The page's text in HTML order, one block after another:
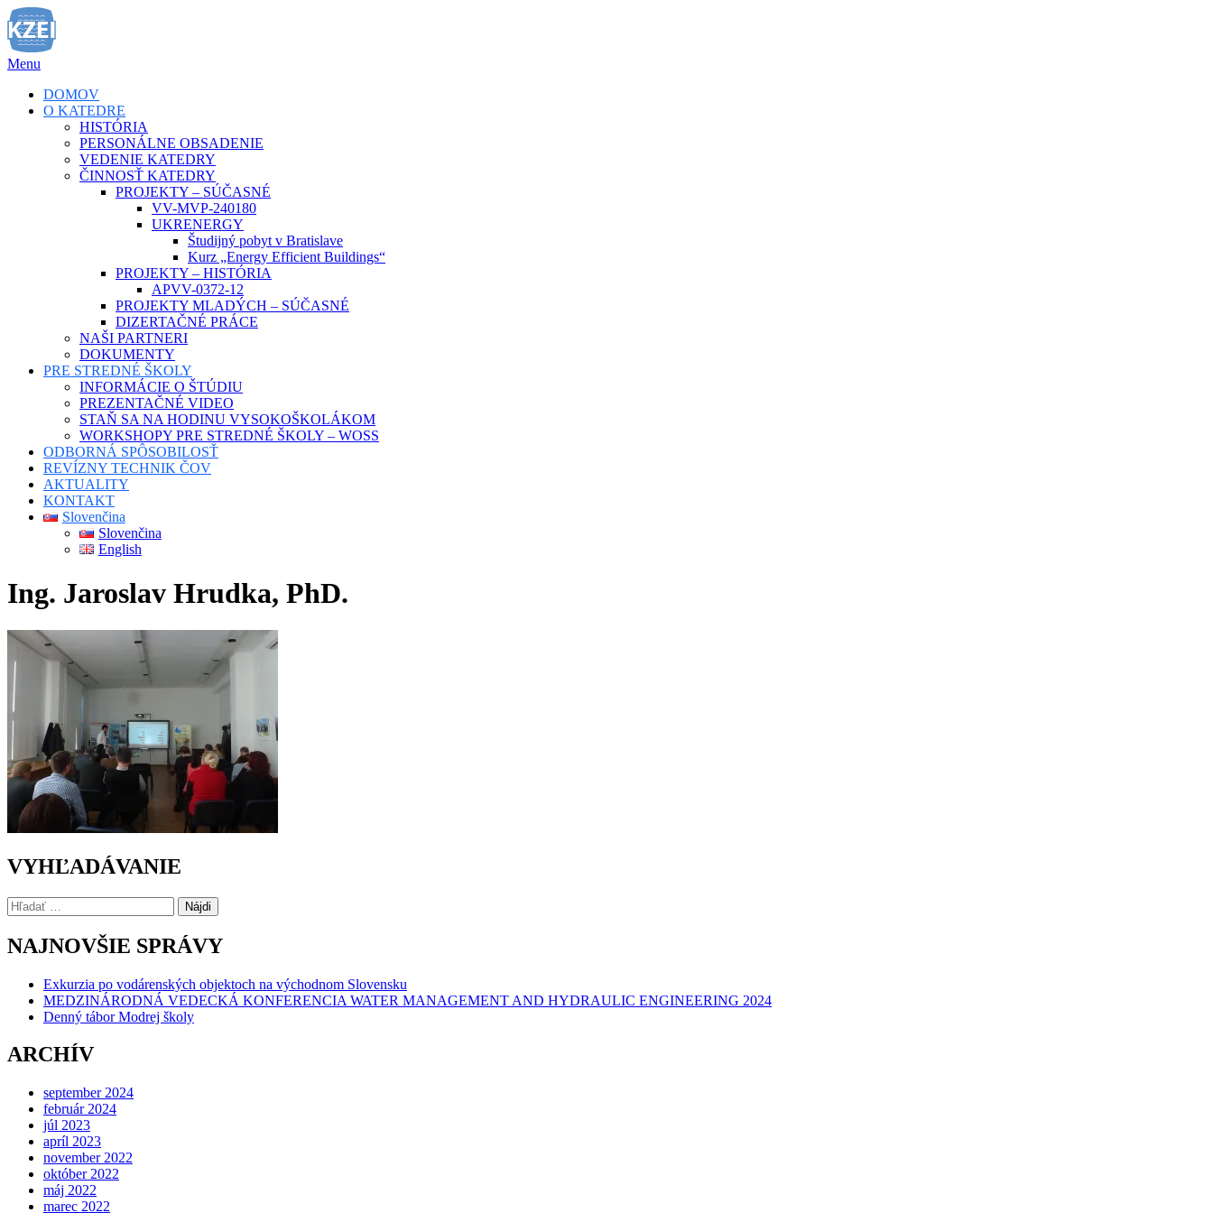
Prejsť
na
obsah
Menu
DOMOV
O KATEDRE
HISTÓRIA
PERSONÁLNE OBSADENIE
VEDENIE KATEDRY
ČINNOSŤ KATEDRY
PROJEKTY – SÚČASNÉ
VV-MVP-240180
UKRENERGY
Študijný pobyt v Bratislave
Kurz „Energy Efficient Buildings“
PROJEKTY – HISTÓRIA
APVV-0372-12
PROJEKTY MLADÝCH – SÚČASNÉ
DIZERTAČNÉ PRÁCE
NAŠI PARTNERI
DOKUMENTY
PRE STREDNÉ ŠKOLY
INFORMÁCIE O ŠTÚDIU
PREZENTAČNÉ VIDEO
STAŇ SA NA HODINU VYSOKOŠKOLÁKOM
WORKSHOPY PRE STREDNÉ ŠKOLY – WOSS
ODBORNÁ SPÔSOBILOSŤ
REVÍZNY TECHNIK ČOV
AKTUALITY
KONTAKT
Slovenčina
Slovenčina
English
Ing. Jaroslav Hrudka, PhD.
VYHĽADÁVANIE
Hľadať:
NAJNOVŠIE SPRÁVY
Exkurzia po vodárenských objektoch na východnom Slovensku
MEDZINÁRODNÁ VEDECKÁ KONFERENCIA WATER MANAGEMENT AND HYDRAULIC ENGINEERING 2024
Denný tábor Modrej školy
ARCHÍV
september 2024
február 2024
júl 2023
apríl 2023
november 2022
október 2022
máj 2022
marec 2022